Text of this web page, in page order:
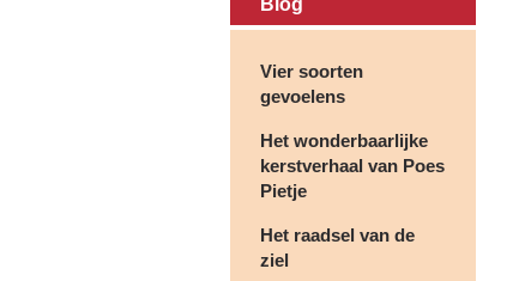
Blog
Vier soorten
gevoelens
Het wonderbaarlijke
kerstverhaal van Poes
Pietje
Het raadsel van de
ziel